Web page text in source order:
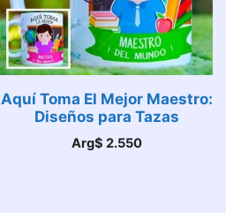
Aquí Toma El Mejor Maestro:
Diseños para Tazas
Arg$ 2.550